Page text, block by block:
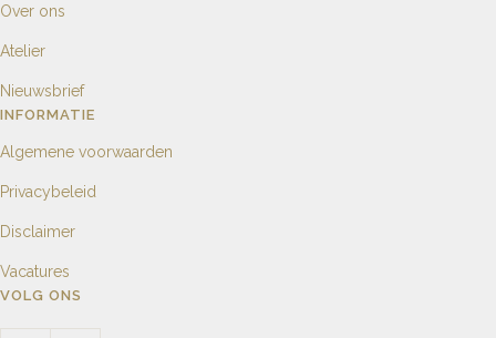
Over ons
Atelier
Nieuwsbrief
INFORMATIE
Algemene voorwaarden
Privacybeleid
Disclaimer
Vacatures
VOLG ONS